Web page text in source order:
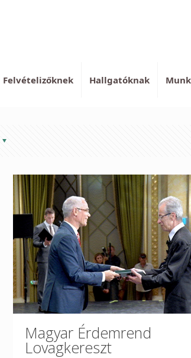
Felvételizőknek Hallgatóknak
Magyar Érdemrend
Lovagkereszt